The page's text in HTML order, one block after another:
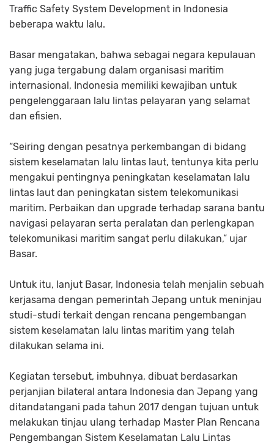
Traffic Safety System Development in Indonesia
beberapa waktu lalu.
Basar mengatakan, bahwa sebagai negara kepulauan
yang juga tergabung dalam organisasi maritim
internasional, Indonesia memiliki kewajiban untuk
pengelenggaraan lalu lintas pelayaran yang selamat
dan efisien.
“Seiring dengan pesatnya perkembangan di bidang
sistem keselamatan lalu lintas laut, tentunya kita perlu
mengakui pentingnya peningkatan keselamatan lalu
lintas laut dan peningkatan sistem telekomunikasi
maritim. Perbaikan dan upgrade terhadap sarana bantu
navigasi pelayaran serta peralatan dan perlengkapan
telekomunikasi maritim sangat perlu dilakukan,” ujar
Basar.
Untuk itu, lanjut Basar, Indonesia telah menjalin sebuah
kerjasama dengan pemerintah Jepang untuk meninjau
studi-studi terkait dengan rencana pengembangan
sistem keselamatan lalu lintas maritim yang telah
dilakukan selama ini.
Kegiatan tersebut, imbuhnya, dibuat berdasarkan
perjanjian bilateral antara Indonesia dan Jepang yang
ditandatangani pada tahun 2017 dengan tujuan untuk
melakukan tinjau ulang terhadap Master Plan Rencana
Pengembangan Sistem Keselamatan Lalu Lintas